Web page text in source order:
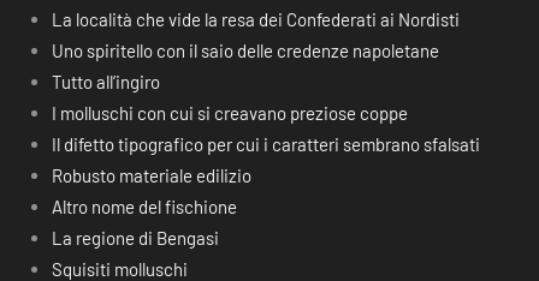
La località che vide la resa dei Confederati ai Nordisti
Uno spiritello con il saio delle credenze napoletane
Tutto all’ingiro
I molluschi con cui si creavano preziose coppe
Il difetto tipografico per cui i caratteri sembrano sfalsati
Robusto materiale edilizio
Altro nome del fischione
La regione di Bengasi
Squisiti molluschi